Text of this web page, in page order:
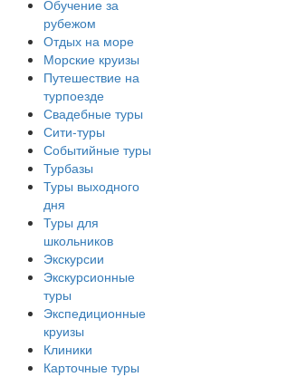
Обучение за
рубежом
Отдых на море
Морские круизы
Путешествие на
турпоезде
Свадебные туры
Сити-туры
Событийные туры
Турбазы
Туры выходного
дня
Туры для
школьников
Экскурсии
Экскурсионные
туры
Экспедиционные
круизы
Клиники
Карточные туры